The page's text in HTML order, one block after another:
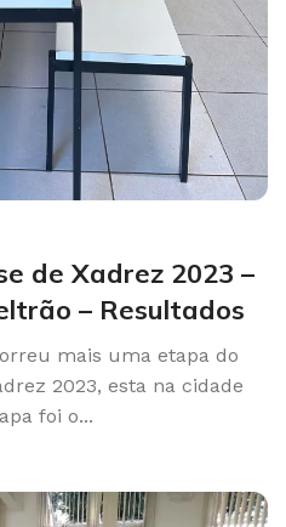
de Xadrez 2023 –
– Resultados
mais uma etapa do
2023, esta na cidade
foi o...